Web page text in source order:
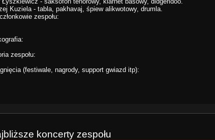
Kuziela - tabla, pakhavaj, śpiew alikwotowy, drumla.
zespołu:
zespołu:
(festiwale, nagrody, support gwiazd itp):
koncerty zespołu